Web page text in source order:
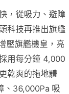
，從吸力、避障
科技再推出旗艦
壓旗艦機皇，亮
用每分鐘 4,000
乾爽的拖地體
、36,000Pa 吸